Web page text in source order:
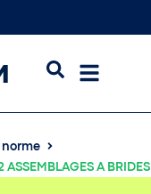
norme
ASSEMBLAGES A BRIDES